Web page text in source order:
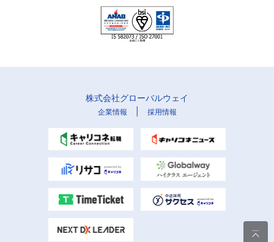
株式会社グローバルウェイ
企業情報 採用情報
